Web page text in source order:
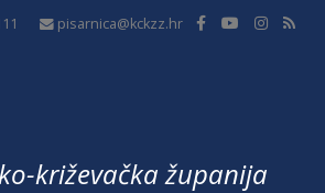
pisarnica@kckzz.hr
križevačka županija